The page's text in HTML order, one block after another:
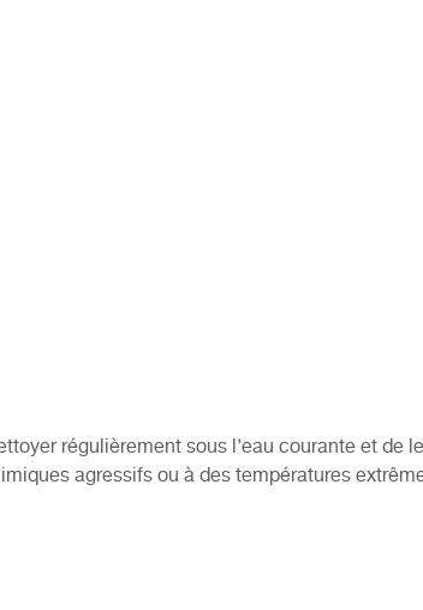
régulièrement sous l’eau courante et de
agressifs ou à des températures